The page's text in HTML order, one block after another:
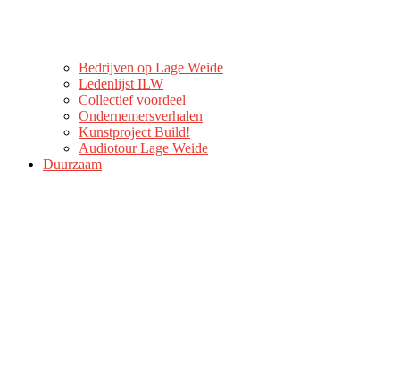
Bedrijven op Lage Weide
Ledenlijst ILW
Collectief voordeel
Ondernemersverhalen
Kunstproject Build!
Audiotour Lage Weide
Duurzaam